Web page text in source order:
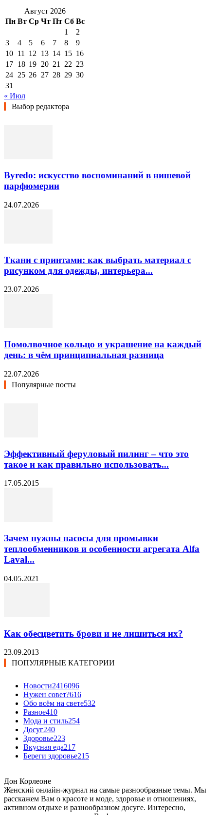
Август 2026
Пн Вт Ср Чт Пт Сб Вс
1
2
3
4 5 6 7 8
9
10 11 12 13 14 15 16
17 18 19 20 21 22 23
24 25 26 27 28 29 30
31
« Июл
Выбор редактора
Byredo: искусство воспоминаний в нишевой
парфюмерии
24.07.2026
Ткани с принтами: как выбрать материал с
рисунком для одежды, интерьера...
23.07.2026
Помолвочное кольцо и украшение на каждый
день: в чём принципиальная разница
22.07.2026
Популярные посты
Эффективный феруловый пилинг – что это
такое и как правильно использовать...
17.05.2015
Зачем нужны насосы для промывки
теплообменников и особенности агрегата Alfa
Laval...
04.05.2021
Как обесцветить брови и не лишиться их?
23.09.2013
ПОПУЛЯРНЫЕ КАТЕГОРИИ
Новости2416096
Нужен совет?616
Обо всём на свете532
Разное410
Мода и стиль254
Досуг240
Здоровье223
Вкусная еда217
Береги здоровье215
Дон Корлеоне
Женский онлайн-журнал на самые разнообразные темы. Мы
расскажем Вам о красоте и моде, здоровье и отношениях,
активном отдыхе и разнообразном досуге. Интересно,